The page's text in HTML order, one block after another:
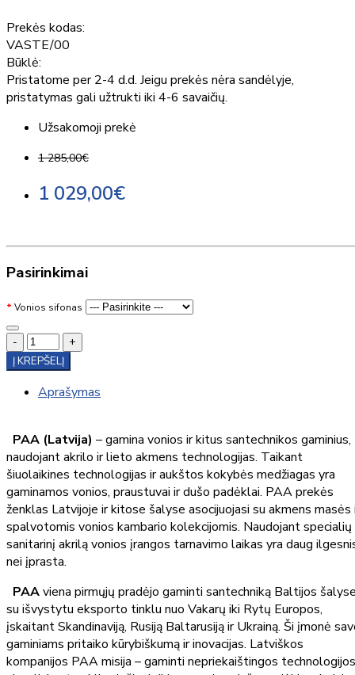
Prekės kodas:
VASTE/00
Būklė:
Pristatome per 2-4 d.d. Jeigu prekės nėra sandėlyje,
pristatymas gali užtrukti iki 4-6 savaičių.
Užsakomoji prekė
1 285,00€
1 029,00€
Pasirinkimai
Vonios sifonas
-
+
Į KREPŠELĮ
Aprašymas
PAA (Latvija) – gamina vonios ir kitus santechnikos gaminius,
naudojant akrilo ir lieto akmens technologijas. Taikant
šiuolaikines technologijas ir aukštos kokybės medžiagas yra
gaminamos vonios, praustuvai ir dušo padėklai. PAA prekės
ženklas Latvijoje ir kitose šalyse asocijuojasi su akmens masės
spalvotomis vonios kambario kolekcijomis. Naudojant specialių
sanitarinį akrilą vonios įrangos tarnavimo laikas yra daug
nei įprasta.
PAAviena pirmųjų pradėjo gaminti santechniką Baltijos
su išvystytu eksporto tinklu nuo Vakarų iki Rytų Europos,
įskaitant Skandinaviją, Rusiją Baltarusiją ir Ukrainą. Ši įmonė
gaminiams pritaiko kūrybiškumą ir inovacijas. Latviškos
kompanijos PAA misija – gaminti nepriekaištingos